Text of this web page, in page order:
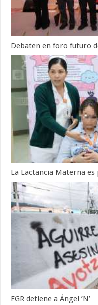
Debaten en foro futuro
La Lactancia Materna es
FGR detiene a Ángel ’N’